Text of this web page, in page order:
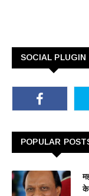
SOCIAL PLUGIN
POPULAR
के